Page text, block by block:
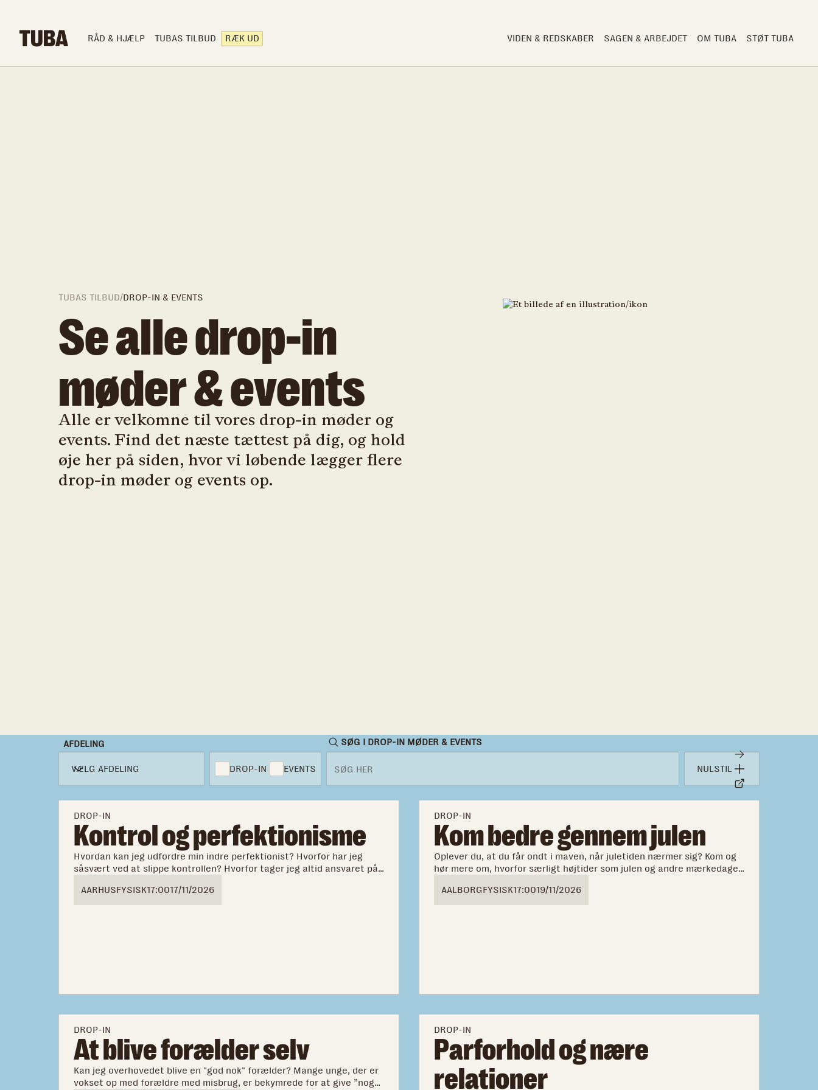
RÅD & HJÆLP TUBAS TILBUD RÆK UD VIDEN & REDSKABER SAGEN & ARBEJDET OM TUBA STØT TUBA
TUBAS TILBUD/DROP-IN & EVENTS
Se alle drop-in
møder & events
Alle er velkomne til vores drop-in møder og
events. Find det næste tættest på dig, og hold
øje her på siden, hvor vi løbende lægger flere
drop-in møder og events op.
AFDELING
VÆLG AFDELING DROP-IN EVENTS
SØG I DROP-IN MØDER & EVENTS
NULSTIL
DROP-IN
Kontrol og perfektionisme
Hvordan kan jeg udfordre min indre perfektionist? Hvorfor har jeg
såsvært ved at slippe kontrollen? Hvorfor tager jeg altid ansvaret på
AARHUSFYSISK17:0017/11/2026
DROP-IN
Kom bedre gennem julen
Oplever du, at du får ondt i maven, når juletiden nærmer sig? Kom og
hør mere om, hvorfor særligt højtider som julen og andre mærkedage
du kan komme bedre igennem dem.
AALBORGFYSISK17:0019/11/2026
DROP-IN
At blive forælder selv
Kan jeg overhovedet blive en "god nok" forælder? Mange unge, der er
vokset op med forældre med misbrug, er bekymrede for at give ”noget
DROP-IN
Parforhold og nære
relationer